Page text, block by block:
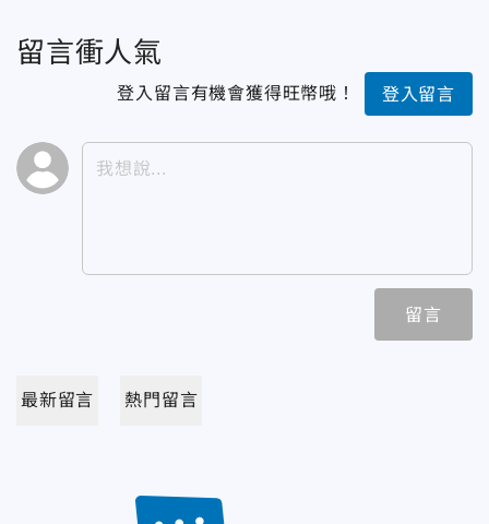
留言衝人氣
登入留言有機會獲得旺幣哦！ 登入留言
留言
最新留言 熱門留言